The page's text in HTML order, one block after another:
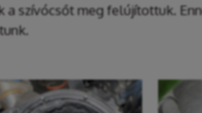
szívócsőt meg felújítottuk.